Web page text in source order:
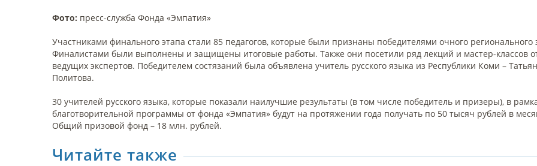
Фото: пресс-служба Фонда «Эмпатия»
Участниками финального этапа стали 85 педагогов, которые были признаны победителями очного регионального
Финалистами были выполнены и защищены итоговые работы. Также они посетили ряд лекций и мастер-классов
ведущих экспертов. Победителем состязаний была объявлена учитель русского языка из Республики Коми –
Политова.
30 учителей русского языка, которые показали наилучшие результаты (в том числе победитель и призеры), в
благотворительной программы от фонда «Эмпатия» будут на протяжении года получать по 50 тысяч рублей в
Общий призовой фонд – 18 млн. рублей.
Читайте также